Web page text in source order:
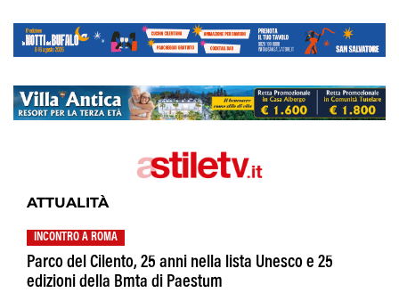
ATTUALITÀ
INCONTRO A ROMA
Parco del Cilento, 25 anni nella lista Unesco e 25
edizioni della Bmta di Paestum